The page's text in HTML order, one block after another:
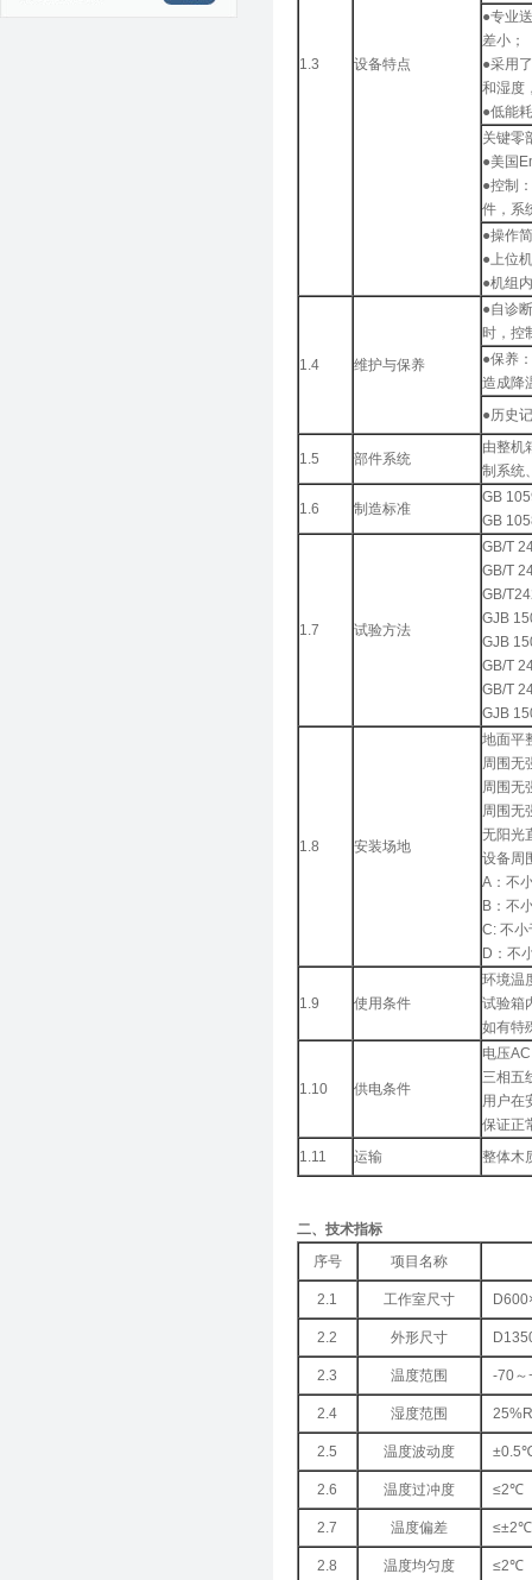
1.3 设备特点
●专业
差小；
●采用
和湿度
●低能
关键零
●美国
●控制
件，系
●操作
●上位
●机组
1.4 维护与保养
●自诊
时，控
●保养
造成降
●历史
1.5 部件系统
由整机
制系统
1.6 制造标准
GB
GB
1.7 试验方法
GB/T
GB/T
GB/
GJB
GJB
GB/T
GB/T
GJB
1.8 安装场地
地面平
周围无
周围无
周围无
无阳光
设备周
A：不
B：不
C: 不
D：不
1.9 使用条件
环境温
试验箱
如有特
1.10 供电条件
电压
三相五
用户在
保证正
1.11
运输 整体木
二、技术指标
序号
项目名称
2.1 工作室尺寸
2.2 外形尺寸
2.3 温度范围 -70
2.4 湿度范围
2.5 温度波动度
2.6 温度过冲度 ≤2℃
2.7 温度偏差 ≤±2℃
2.8 温度均匀度 ≤2℃